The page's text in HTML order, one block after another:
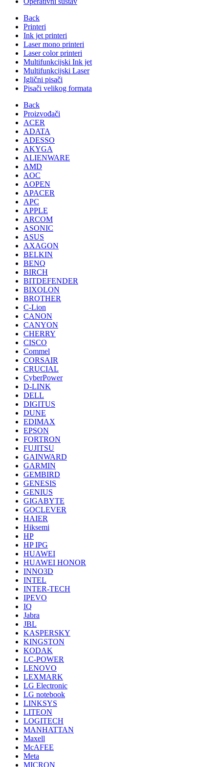
Back
Printeri
Ink jet printeri
Laser mono printeri
Laser color printeri
Multifunkcijski Ink jet
Multifunkcijski Laser
Iglični pisači
Pisači velikog formata
Back
Proizvođači
ACER
ADATA
ADESSO
AKYGA
ALIENWARE
AMD
AOC
AOPEN
APACER
APC
APPLE
ARCOM
ASONIC
ASUS
AXAGON
BELKIN
BENQ
BIRCH
BITDEFENDER
BIXOLON
BROTHER
C-Lion
CANON
CANYON
CHERRY
CISCO
Commel
CORSAIR
CRUCIAL
CyberPower
D-LINK
DELL
DIGITUS
DUNE
EDIMAX
EPSON
FORTRON
FUJITSU
GAINWARD
GARMIN
GEMBIRD
GENESIS
GENIUS
GIGABYTE
GOCLEVER
HAIER
Hiksemi
HP
HP IPG
HUAWEI
HUAWEI HONOR
INNO3D
INTEL
INTER-TECH
IPEVO
IQ
Jabra
JBL
KASPERSKY
KINGSTON
KODAK
LC-POWER
LENOVO
LEXMARK
LG Electronic
LG notebook
LINKSYS
LITEON
LOGITECH
MANHATTAN
Maxell
McAFEE
Meta
MICRON